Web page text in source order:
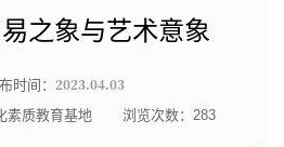
之象与艺术意象
时间： 2023.04.03
素质教育基地 浏览次数：283